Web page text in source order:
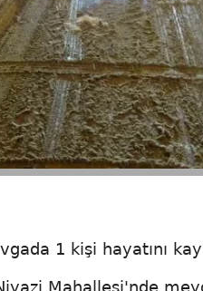
1 kişi hayatını
Mahallesi'nde